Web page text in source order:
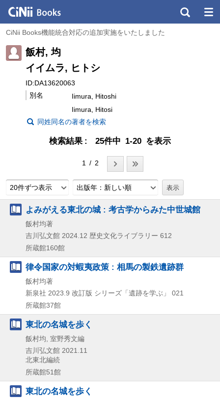
CiNii Books機能統合対応の追加実施をいたしました
飯村, 均
イイムラ, ヒトシ
ID:DA13620063
別名
Iimura, Hitoshi
Iimura, Hitosi
同姓同名の著者を検索
検索結果 25件中 1-20 を表示
1 / 2
20件ずつ表示 出版年：新しい順
よみがえる東北の城 : 考古学からみた中世城館
飯村均著
吉川弘文館 2024.12 歴史文化ライブラリー 612
所蔵館160館
律令国家の対蝦夷政策 : 相馬の製鉄遺跡群
飯村均著
新泉社 2023.9 改訂版 シリーズ「遺跡を学ぶ」 021
所蔵館37館
東北の名城を歩く
飯村均, 室野秀文編
吉川弘文館 2021.11
北東北編続
所蔵館51館
東北の名城を歩く